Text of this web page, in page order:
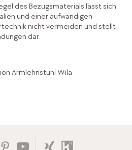
des Bezugsmaterials lässt sich
und einer aufwändigen
nicht vermeiden und stellt
dar.
Armlehnstuhl Wila